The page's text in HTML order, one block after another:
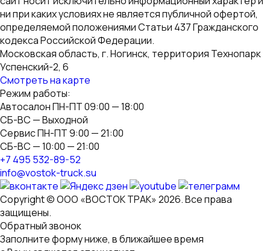
ни при каких условиях не является публичной офертой,
определяемой положениями Статьи 437 Гражданского
кодекса Российской Федерации.
Московская область, г. Ногинск, территория Технопарк
Успенский-2, 6
Смотреть на карте
Режим работы:
Автосалон ПН-ПТ 09:00 — 18:00
СБ-ВС — Выходной
Сервис ПН-ПТ 9:00 — 21:00
СБ-ВС — 10:00 — 21:00
+7 495 532-89-52
info@vostok-truck.su
Copyright © ООО «ВОСТОК ТРАК» 2026. Все права
защищены.
Обратный звонок
Заполните форму ниже, в ближайшее время